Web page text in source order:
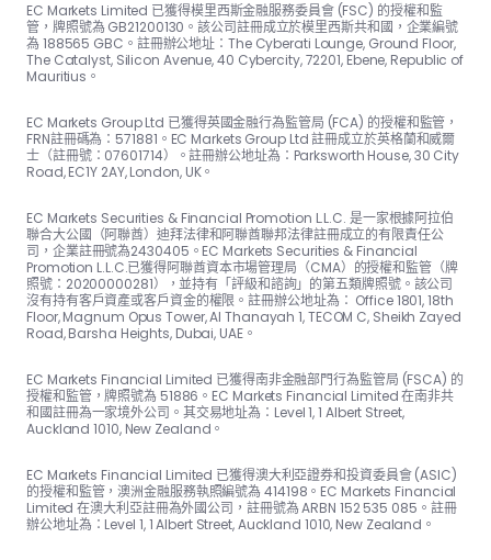
EC Markets Limited 已獲得模里西斯金融服務委員會 (FSC) 的授權和監
管，牌照號為 GB21200130。該公司註冊成立於模里西斯共和國，企業編號
為 188565 GBC。註冊辦公地址：The Cyber​​ati Lounge, Ground Floor,
The Catalyst, Silicon Avenue, 40 Cyber​​city, 72201, Ebene, Republic of
Mauritius。
EC Markets Group Ltd 已獲得英國金融行為監管局 (FCA) 的授權和監管，
FRN註冊碼為：57188​​1。EC Markets Group Ltd 註冊成立於英格蘭和威爾
士（註冊號：07601714）。註冊辦公地址為：Parksworth House, 30 City
Road, EC1Y 2AY, London, UK。
EC Markets Securities & Financial Promotion L.L.C. 是一家根據阿拉伯
聯合大公國（阿聯酋）迪拜法律和阿聯酋聯邦法律註冊成立的有限責任公
司，企業註冊號為2430405。EC Markets Securities & Financial
Promotion L.L.C.已獲得阿聯酋資本市場管理局（CMA）的授權和監管（牌
照號：20200000281），並持有「評級和諮詢」的第五類牌照號。該公司
沒有持有客戶資產或客戶資金的權限。註冊辦公地址為： Office 1801, 18th
Floor, Magnum Opus Tower, Al Thanayah 1, TECOM C, Sheikh Zayed
Road, Barsha Heights, Dubai, UAE。
EC Markets Financial Limited 已獲得南非金融部門行為監管局 (FSCA) 的
授權和監管，牌照號為 51886。EC Markets Financial Limited 在南非共
和國註冊為一家境外公司。其交易地址為：Level 1, 1 Albert Street,
Auckland 1010, New Zealand。
EC Markets Financial Limited 已獲得澳大利亞證券和投資委員會 (ASIC)
的授權和監管，澳洲金融服務執照編號為 414198。EC Markets Financial
Limited 在澳大利亞註冊為外國公司，註冊號為 ARBN 152 535 085。註冊
辦公地址為：Level 1, 1 Albert Street, Auckland 1010, New Zealand。